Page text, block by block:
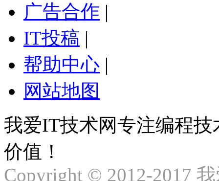
广告合作 |
IT投稿 |
帮助中心 |
网站地图
我爱IT技术网专注编程
价值！
Copyright © 2012-2017